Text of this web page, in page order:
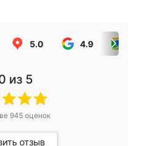
5.0 4.9
из 5
945оценок
отзыв